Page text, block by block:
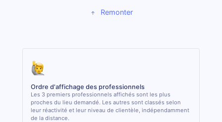
Remonter
Ordre d'affichage des professionnels
Les 3 premiers professionnels affichés sont les plus
proches du lieu demandé. Les autres sont classés selon
leur réactivité et leur niveau de clientèle, indépendamment
de la distance.